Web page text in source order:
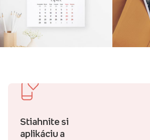
Stiahnite si
aplikáciu a